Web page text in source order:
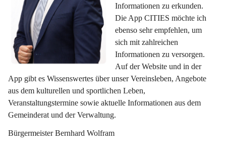
Informationen zu erkunden.
Die App CITIES möchte ich
ebenso sehr empfehlen, um
sich mit zahlreichen
Informationen zu versorgen.
Auf der Website und in der
App gibt es Wissenswertes über unser Vereinsleben, Angebote
aus dem kulturellen und sportlichen Leben,
Veranstaltungstermine sowie aktuelle Informationen aus dem
Gemeinderat und der Verwaltung.
Bürgermeister Bernhard Wolfram